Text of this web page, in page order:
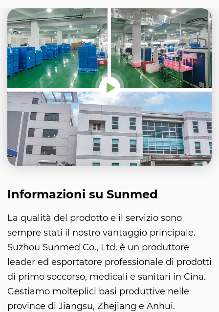
Informazioni su Sunmed
La qualità del prodotto e il servizio sono
sempre stati il nostro vantaggio principale.
Suzhou Sunmed Co., Ltd. è un produttore
leader ed esportatore professionale di prodotti
di primo soccorso, medicali e sanitari in Cina.
Gestiamo molteplici basi produttive nelle
province di Jiangsu, Zhejiang e Anhui.